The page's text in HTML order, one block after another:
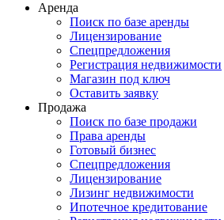
Аренда
Поиск по базе аренды
Лицензирование
Спецпредложения
Регистрация недвижимости
Магазин под ключ
Оставить заявку
Продажа
Поиск по базе продажи
Права аренды
Готовый бизнес
Спецпредложения
Лицензирование
Лизинг недвижимости
Ипотечное кредитование